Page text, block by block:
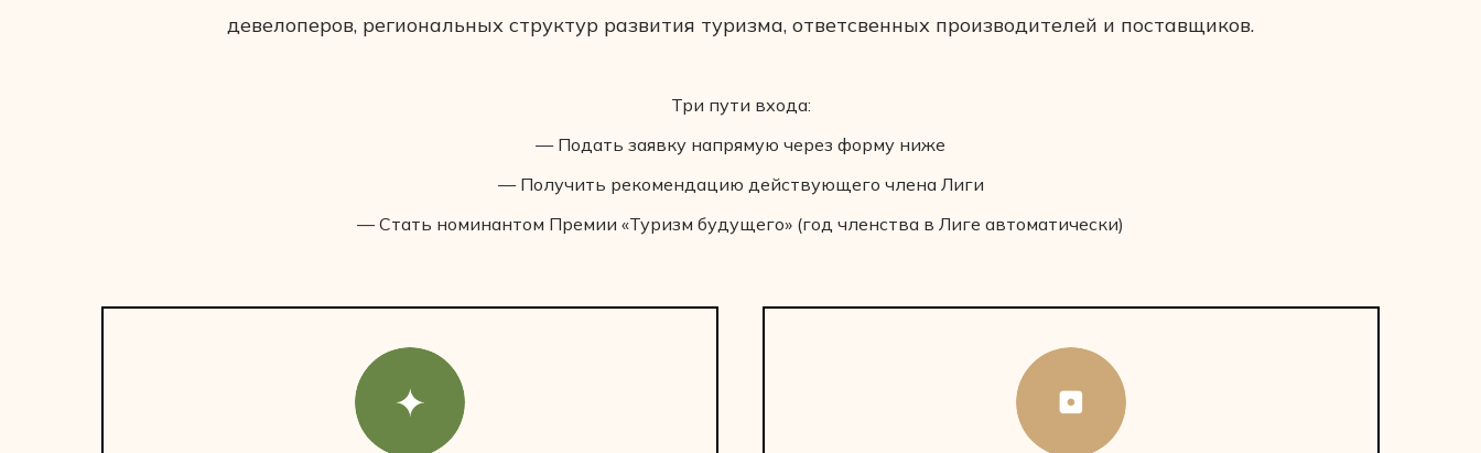
девелоперов, региональных структур развития туризма, ответсвенных производителей и поставщиков.
Три пути входа:
— Подать заявку напрямую через форму ниже
— Получить рекомендацию действующего члена Лиги
— Стать номинантом Премии «Туризм будущего» (год членства в Лиге автоматически)